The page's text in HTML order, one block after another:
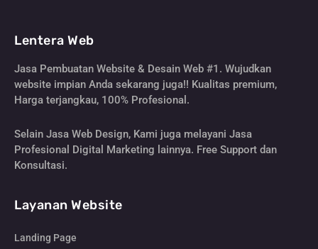
Lentera Web
Jasa Pembuatan Website & Desain Web #1. Wujudkan
website impian Anda sekarang juga!! Kualitas premium,
Harga terjangkau, 100% Profesional.
Selain Jasa Web Design, Kami juga melayani Jasa
Profesional Digital Marketing lainnya. Free Support dan
Konsultasi.
Layanan Website
Landing Page